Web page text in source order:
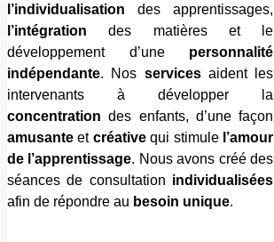
l’individualisation des apprentissages,
l’intégration des matières et le
développement d’une personnalité
indépendante. Nos servicesaident les
intervenants à développer la
concentration des enfants, d’une façon
amusante et créativequi stimule l’amour
de l’apprentissage. Nous avons créé des
séances de consultation individualisées
afin de répondre au besoin unique.